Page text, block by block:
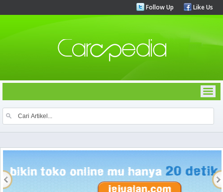
Follow Up Like Us